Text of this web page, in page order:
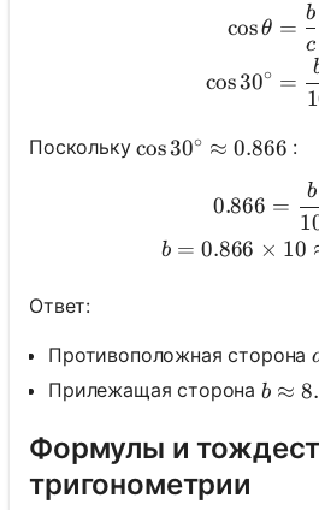
cosθ
cos30∘
=
c
b
=
Поскольку\cos 30^{\circ}
cos30∘ ≈ 0.866 :
0.866 =
b
b = 0.866 × 10
Ответ:
Противоположная сторона
Прилежащая сторона b
b ≈
Формулы и
тригонометрии